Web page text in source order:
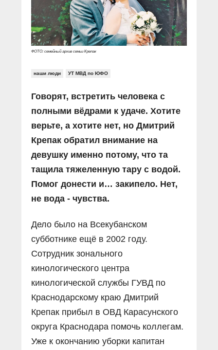
Социальные ролики
Документальные фильмы
Прямой разговор
В знании сила
Специальный репортаж
КиберПОСТОВОЙ
Газета «Щит и меч»
Журнал «Полиция России»
О ПОРТАЛЕ
Контакты
ФОТО: семейный архив семьи Крепак
наши люди УТ МВД по ЮФО
Говорят, встретить человека с
полными вёдрами к удаче. Хотите
верьте, а хотите нет, но Дмитрий
Крепак обратил внимание на
девушку именно потому, что та
тащила тяжеленную тару с водой.
Помог донести и… закипело. Нет,
не вода - чувства.
Дело было на Всекубанском
субботнике ещё в 2002 году.
Сотрудник зонального
кинологического центра
кинологической службы ГУВД по
Краснодарскому краю Дмитрий
Крепак прибыл в ОВД Карасунского
округа Краснодара помочь коллегам.
Уже к окончанию уборки капитан